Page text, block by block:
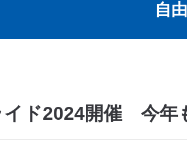
自由
イド2024開催 今年